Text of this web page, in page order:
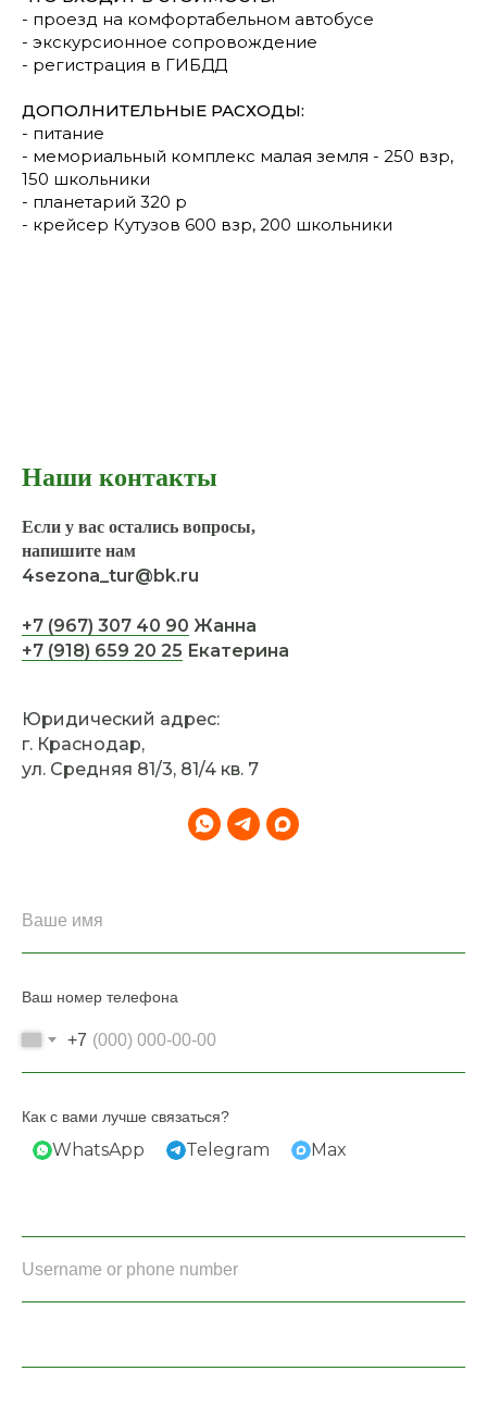
- проезд на комфортабельном автобусе
- экскурсионное сопровождение
- регистрация в ГИБДД
ДОПОЛНИТЕЛЬНЫЕ РАСХОДЫ:
- питание
- мемориальный комплекс малая земля - 250 взр,
150 школьники
- ⁠планетарий 320 р
- ⁠крейсер Кутузов 600 взр, 200 школьники
Наши контакты
Если у вас остались вопросы,
напишите нам
4sezona_tur@bk.ru
+7 (967) 307 40 90 Жанна
+7 (918) 659 20 25 Екатерина
Юридический адрес:
г. Краснодар,
ул. Средняя 81/3, 81/4 кв. 7
Ваш номер телефона
+7
Как с вами лучше связаться?
WhatsApp Telegram Max